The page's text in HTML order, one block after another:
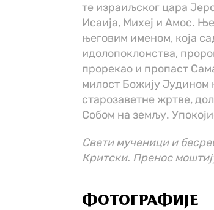
те израиљског цара
Исаија, Михеј и Амос.
његовим именом, која
идолопоклонства,
прорекао и пропаст
милост Божију Јудином
старозаветне жртве,
Собом на земљу.
Свети мученици и
Критски. Пренос
ФОТОГРАФИЈЕ